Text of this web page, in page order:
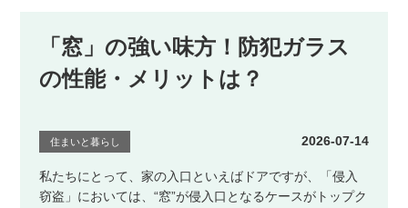
「窓」の強い味方！防犯ガラス
の性能・メリットは？
住まいと暮らし 2026-07-14
私たちにとって、家の入口といえばドアですが、「侵入
窃盗」においては、“窓”が侵入口となるケースがトップク